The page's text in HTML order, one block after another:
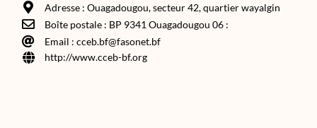
Adresse : Ouagadougou, secteur 42, quartier wayalgin
Boîte postale : BP 9341 Ouagadougou 06 :
Email : cceb.bf@fasonet.bf
http://www.cceb-bf.org